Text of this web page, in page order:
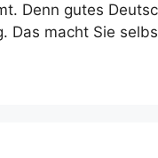
Denn gutes
Das macht Sie